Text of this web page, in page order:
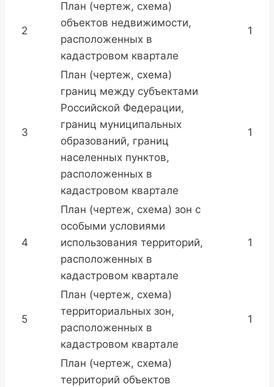
2
План (чертеж, схема)
объектов недвижимости,
расположенных в
кадастровом квартале
1
3
План (чертеж, схема)
границ между субъектами
Российской Федерации,
границ муниципальных
образований, границ
населенных пунктов,
расположенных в
кадастровом квартале
1
4
План (чертеж, схема) зон с
особыми условиями
использования территорий,
расположенных в
кадастровом квартале
1
5
План (чертеж, схема)
территориальных зон,
расположенных в
кадастровом квартале
1
План (чертеж, схема)
территорий объектов